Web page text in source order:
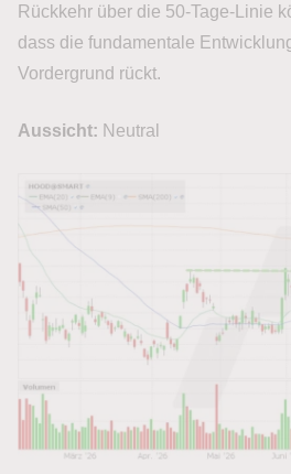
Rückkehr über die 50-Tage-Linie
dass die fundamentale
Vordergrund rückt.
Aussicht: Neutral